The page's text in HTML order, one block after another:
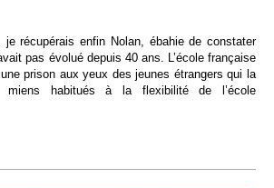
récupérais enfin Nolan, ébahie de constater
pas évolué depuis 40 ans. L’école française
prison aux yeux des jeunes étrangers qui la
miens habitués à la flexibilité de l’école